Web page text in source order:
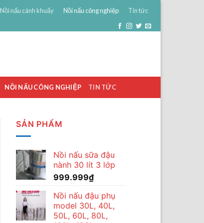
Nồi nấu cánh khuấy Nồi nấu công nghiệp Tin tức
NỒI NẤU CÔNG NGHIỆP TIN TỨC
SẢN PHẨM
Nồi nấu sữa đậu
nành 30 lít 3 lớp
999.999₫
Nồi nấu đậu phụ
model 30L, 40L,
50L, 60L, 80L,